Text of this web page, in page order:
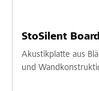
StoSilent
Akustikplatte aus
und